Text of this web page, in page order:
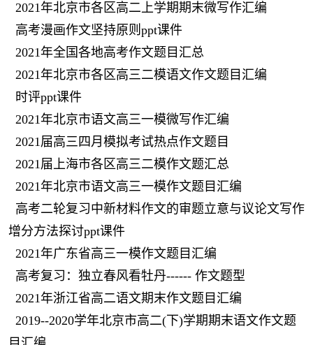
2021年北京市各区高二上学期期末微写作汇编
高考漫画作文坚持原则ppt课件
2021年全国各地高考作文题目汇总
2021年北京市各区高三二模语文作文题目汇编
时评ppt课件
2021年北京市语文高三一模微写作汇编
2021届高三四月模拟考试热点作文题目
2021届上海市各区高三二模作文题汇总
2021年北京市语文高三一模作文题目汇编
高考二轮复习中新材料作文的审题立意与议论文写作
增分方法探讨ppt课件
2021年广东省高三一模作文题目汇编
高考复习：独立春风看牡丹------ 作文题型
2021年浙江省高二语文期末作文题目汇编
2019--2020学年北京市高二(下)学期期末语文作文题